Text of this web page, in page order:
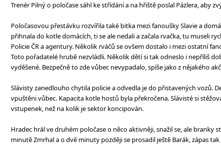
Trenér Pilný o poločase sáhl ke střídání a na hřiště poslal Pázlera, aby
Poločasovou přestávku rozvířila také bitka mezi fanoušky Slavie a
přihnala do kotle domácích, ti se ale nedali a začala rvačka, tu museli
Policie ČR a agentury. Několik rváčů se ovšem dostalo i mezi ostatní
Toto pořadatelé hrubě nezvládli. Několik dětí si tak odneslo i nepříliš
vyděšené. Bezpečně to zde vůbec nevypadalo, spíše jako z nějakého
Slávisty zanedlouho chytila policie a odvedla je do přistavených vozů.
vpuštěni vůbec. Kapacita kotle hostů byla překročena. Slávisté si
vstupenek, než na kolik je sektor koncipován.
Hradec hrál ve druhém poločase o něco aktivněji, snažil se, ale branky
minutě Zmrhal a o dvě minuty později se prosadil ještě Barák, zápas